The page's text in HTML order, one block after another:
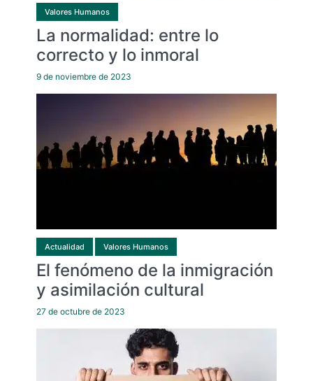
Valores Humanos
La normalidad: entre lo
correcto y lo inmoral
9 de noviembre de 2023
Actualidad Valores Humanos
El fenómeno de la inmigración
y asimilación cultural
27 de octubre de 2023